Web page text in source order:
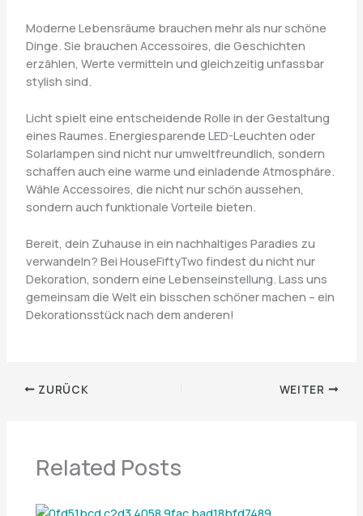
Moderne Lebensräume brauchen mehr als nur schöne
Dinge. Sie brauchen Accessoires, die Geschichten
erzählen, Werte vermitteln und gleichzeitig unfassbar
stylish sind.
Licht spielt eine entscheidende Rolle in der Gestaltung
eines Raumes. Energiesparende LED-Leuchten oder
Solarlampen sind nicht nur umweltfreundlich, sondern
schaffen auch eine warme und einladende Atmosphäre.
Wähle Accessoires, die nicht nur schön aussehen,
sondern auch funktionale Vorteile bieten.
Bereit, dein Zuhause in ein nachhaltiges Paradies zu
verwandeln? Bei HouseFiftyTwo findest du nicht nur
Dekoration, sondern eine Lebenseinstellung. Lass uns
gemeinsam die Welt ein bisschen schöner machen – ein
Dekorationsstück nach dem anderen!
ZURÜCK WEITER
Related Posts